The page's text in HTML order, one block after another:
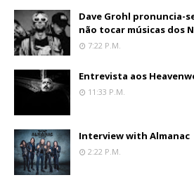
Dave Grohl pronuncia-
não tocar músicas dos
7:22 P.m.
Entrevista aos
11:33 P.m.
Interview with Almanac
2:22 P.m.